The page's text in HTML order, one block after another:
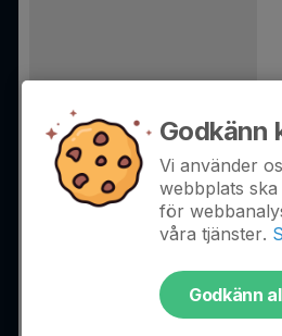
Godkänn
Vi använder
webbplats
för
våra tjänster.
Godkänn